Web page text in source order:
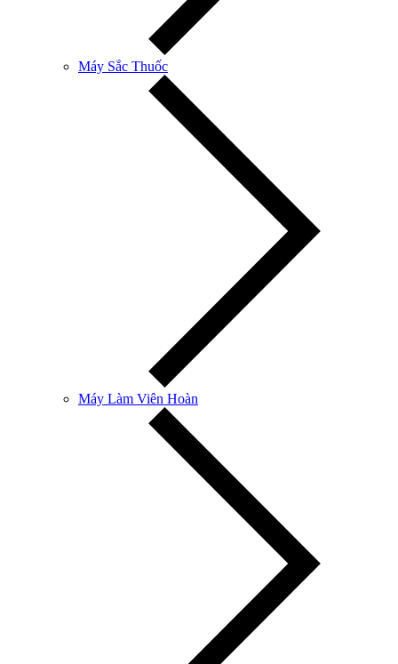
Máy Sắc Thuốc
Máy Làm Viên Hoàn